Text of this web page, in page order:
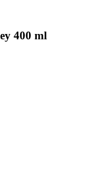
400 ml